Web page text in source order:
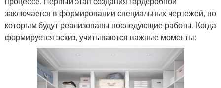
заключается в формировании специальных чертежей, по
которым будут реализованы последующие работы. Когда
формируется эскиз, учитываются важные моменты: